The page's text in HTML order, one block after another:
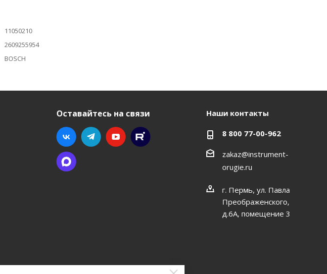
11050210
2609255954
BOSCH
Оставайтесь на связи Наши контакты
8 800 77-00-962
zakaz@instrument-
orugie.ru
г. Пермь, ул. Павла
Преображенского,
д.6А, помещение 3